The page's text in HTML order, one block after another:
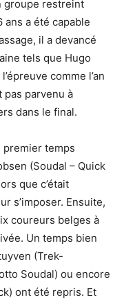
groupe restreint
a été capable
il a devancé
tels que Hugo
comme l’an
pas parvenu à
dans le final.
premier temps
(Soudal – Quick
que c’était
s’imposer. Ensuite,
coureurs belges à
Un temps bien
(Trek-
Soudal) ou encore
ont été repris. Et